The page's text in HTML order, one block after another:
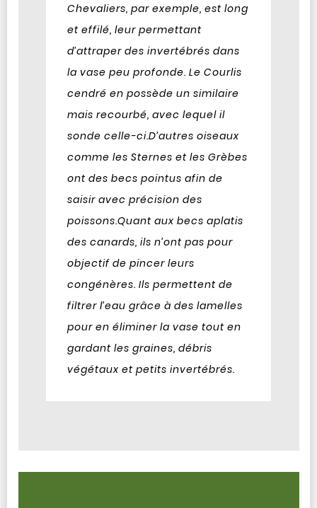
Chevaliers, par exemple, est long
et effilé, leur permettant
d’attraper des invertébrés dans
la vase peu profonde. Le Courlis
cendré en possède un similaire
mais recourbé, avec lequel il
sonde celle-ci.D’autres oiseaux
comme les Sternes et les Grèbes
ont des becs pointus afin de
saisir avec précision des
poissons.Quant aux becs aplatis
des canards, ils n’ont pas pour
objectif de pincer leurs
congénères. Ils permettent de
filtrer l’eau grâce à des lamelles
pour en éliminer la vase tout en
gardant les graines, débris
végétaux et petits invertébrés.